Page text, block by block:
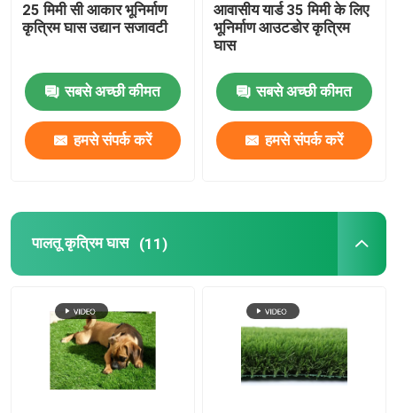
25 मिमी सी आकार भूनिर्माण
कृत्रिम घास उद्यान सजावटी
सबसे अच्छी कीमत
हमसे संपर्क करें
आवासीय यार्ड 35 मिमी के लिए
भूनिर्माण आउटडोर कृत्रिम
घास
सबसे अच्छी कीमत
हमसे संपर्क करें
पालतू कृत्रिम घास (11)